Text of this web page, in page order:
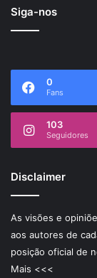
Siga-nos
0
Fans
103
Seguidores
Disclaimer
As visões e
aos autores de
posição oficial de
Mais <<<